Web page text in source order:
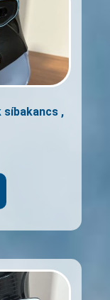
síbakancs ,